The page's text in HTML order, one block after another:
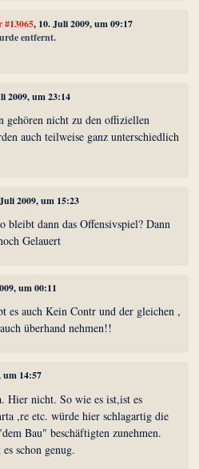
#13065, 10. Juli 2009, um 09:17
entfernt.
2009, um 23:14
gehören nicht zu den offiziellen
auch teilweise ganz unterschiedlich
2009, um 15:23
bleibt dann das Offensivspiel? Dann
Gelauert
um 00:11
es auch Kein Contr und der gleichen ,
überhand nehmen!!
um 14:57
Hier nicht. So wie es ist,ist es
,re etc. würde hier schlagartig die
Bau" beschäftigten zunehmen.
schon genug.